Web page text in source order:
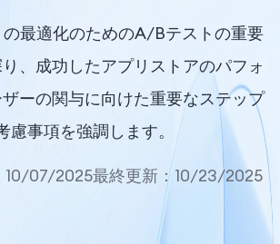
最適化のためのA/Bテストの重要
、成功したアプリストアのパフォ
ーの関与に向けた重要なステップ
慮事項を強調します。
10/07/2025最終更新：10/23/2025